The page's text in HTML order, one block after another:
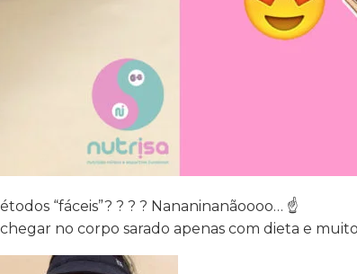
“fáceis”? ? ? ? Nananinanãoooo… ☝
no corpo sarado apenas com dieta e